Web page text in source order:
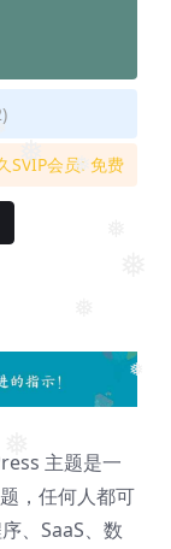
❅
❅
❅
SVIP会员: 免费
主题是一
，任何人都可
、SaaS、数